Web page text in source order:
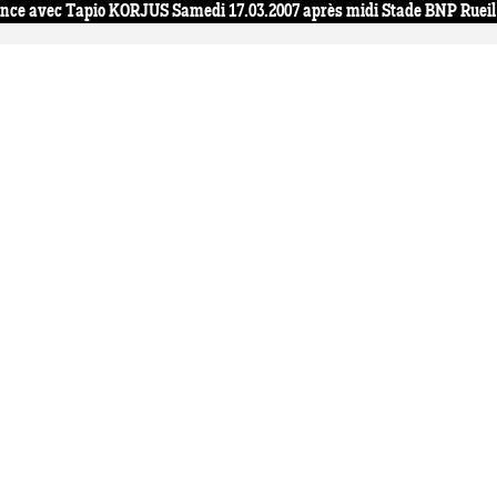
avec Tapio KORJUS Samedi 17.03.2007 après midi Stade BNP Rueil